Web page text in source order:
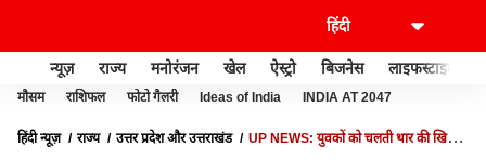
न्यूज़ राज्य मनोरंजन खेल ऐस्ट्रो बिजनेस लाइफस्टाइल
मौसम राशिफल फोटो गैलरी Ideas of India INDIA AT 2047
हिंदी न्यूज़ राज्य उत्तर प्रदेश और उत्तराखंड
UP NEWS: युवकों को चलती थार की खिड़की